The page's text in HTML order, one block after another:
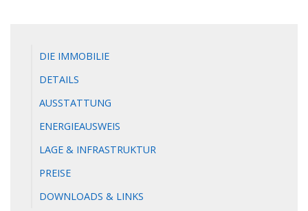
DIE IMMOBILIE
DETAILS
AUSSTATTUNG
ENERGIEAUSWEIS
LAGE & INFRASTRUKTUR
PREISE
DOWNLOADS & LINKS